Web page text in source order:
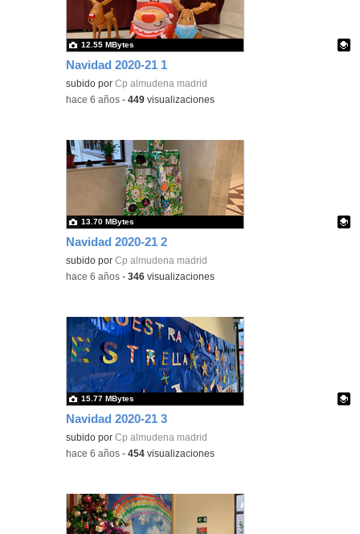
Navidad 2020-21 1
Contenido educativo.
subido porCp almudena madrid
12.55 MBytes
-hace 6 años -449 visualizaciones
Navidad 2020-21 2
Contenido educativo.
subido porCp almudena madrid
13.70 MBytes
-hace 6 años -346 visualizaciones
Navidad 2020-21 3
Contenido educativo.
subido porCp almudena madrid
15.77 MBytes
-hace 6 años -454 visualizaciones